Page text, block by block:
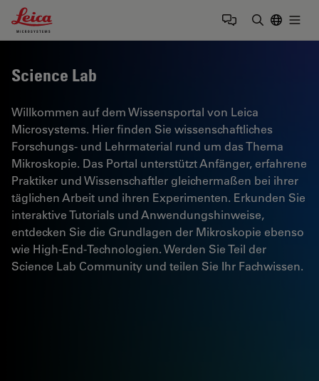
Leica Microsystems Logo
Science Lab
Willkommen auf dem Wissensportal von Leica
Microsystems. Hier finden Sie wissenschaftliches
Forschungs- und Lehrmaterial rund um das Thema
Mikroskopie. Das Portal unterstützt Anfänger, erfahrene
Praktiker und Wissenschaftler gleichermaßen bei ihrer
täglichen Arbeit und ihren Experimenten. Erkunden Sie
interaktive Tutorials und Anwendungshinweise,
entdecken Sie die Grundlagen der Mikroskopie ebenso
wie High-End-Technologien. Werden Sie Teil der
Science Lab Community und teilen Sie Ihr Fachwissen.